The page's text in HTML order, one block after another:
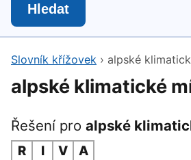
Hledat
Slovník křížovek › alpské
alpské klimatické
Řešení pro alpské
R I V A